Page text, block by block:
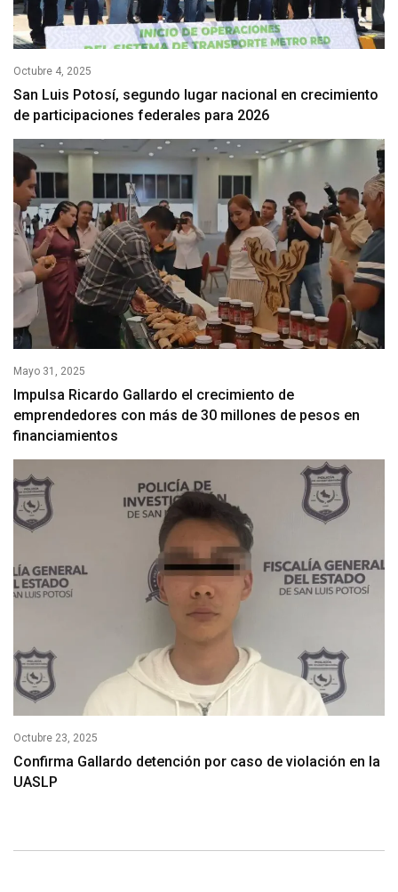
Octubre 4, 2025
San Luis Potosí, segundo lugar nacional en crecimiento
de participaciones federales para 2026
Mayo 31, 2025
Impulsa Ricardo Gallardo el crecimiento de
emprendedores con más de 30 millones de pesos en
financiamientos
Octubre 23, 2025
Confirma Gallardo detención por caso de violación en la
UASLP